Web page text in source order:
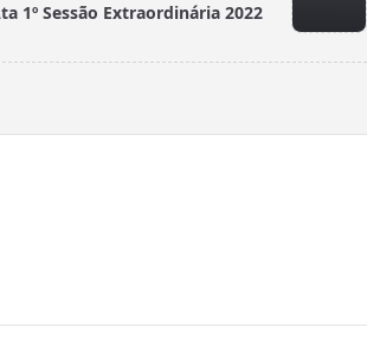
1º Sessão Extraordinária 2022